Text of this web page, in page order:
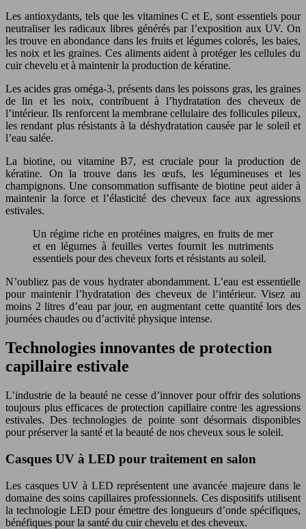
Les antioxydants, tels que les vitamines C et E, sont essentiels pour
neutraliser les radicaux libres générés par l’exposition aux UV. On
les trouve en abondance dans les fruits et légumes colorés, les baies,
les noix et les graines. Ces aliments aident à protéger les cellules du
cuir chevelu et à maintenir la production de kératine.
Les acides gras oméga-3, présents dans les poissons gras, les graines
de lin et les noix, contribuent à l’hydratation des cheveux de
l’intérieur. Ils renforcent la membrane cellulaire des follicules pileux,
les rendant plus résistants à la déshydratation causée par le soleil et
l’eau salée.
La biotine, ou vitamine B7, est cruciale pour la production de
kératine. On la trouve dans les œufs, les légumineuses et les
champignons. Une consommation suffisante de biotine peut aider à
maintenir la force et l’élasticité des cheveux face aux agressions
estivales.
Un régime riche en protéines maigres, en fruits de mer
et en légumes à feuilles vertes fournit les nutriments
essentiels pour des cheveux forts et résistants au soleil.
N’oubliez pas de vous hydrater abondamment. L’eau est essentielle
pour maintenir l’hydratation des cheveux de l’intérieur. Visez au
moins 2 litres d’eau par jour, en augmentant cette quantité lors des
journées chaudes ou d’activité physique intense.
Technologies innovantes de protection
capillaire estivale
L’industrie de la beauté ne cesse d’innover pour offrir des solutions
toujours plus efficaces de protection capillaire contre les agressions
estivales. Des technologies de pointe sont désormais disponibles
pour préserver la santé et la beauté de nos cheveux sous le soleil.
Casques UV à LED pour traitement en salon
Les casques UV à LED représentent une avancée majeure dans le
domaine des soins capillaires professionnels. Ces dispositifs utilisent
la technologie LED pour émettre des longueurs d’onde spécifiques,
bénéfiques pour la santé du cuir chevelu et des cheveux.